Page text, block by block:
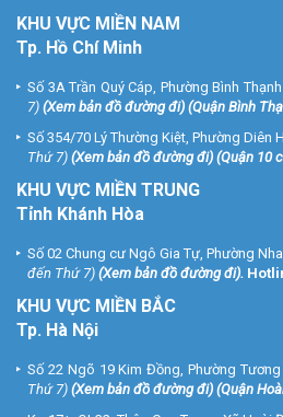
KHU VỰC MIỀN NAM
Tp. Hồ Chí Minh
Số 3A Trần Quý Cáp, Phường Bình Thạnh
7) (Xem bản đồ đường đi) (Quận Bình
Số 354/70 Lý Thường Kiệt, Phường Diên
Thứ 7) (Xem bản đồ đường đi) (Quận 10
KHU VỰC MIỀN TRUNG
Tỉnh Khánh Hòa
Số 02 Chung cư Ngô Gia Tự, Phường
đến Thứ 7) (Xem bản đồ đường đi).
KHU VỰC MIỀN BẮC
Tp. Hà Nội
Số 22 Ngõ 19 Kim Đồng, Phường
Thứ 7) (Xem bản đồ đường đi) (Quận